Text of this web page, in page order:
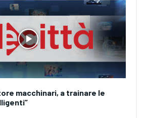
macchinari, a trainare le